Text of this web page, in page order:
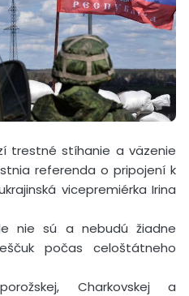
trestné stíhanie a väzenie
referenda o pripojení k
vicepremiérka Irina
nie sú a nebudú žiadne
počas celoštátneho
Charkovskej a